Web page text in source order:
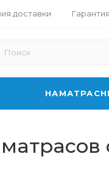
доставки